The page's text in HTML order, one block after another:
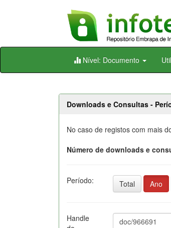
Skip
Nível: Documento
Downloads e Consultas -
No caso de registos com mais
Número de downloads e
Período: Total Ano
Handle